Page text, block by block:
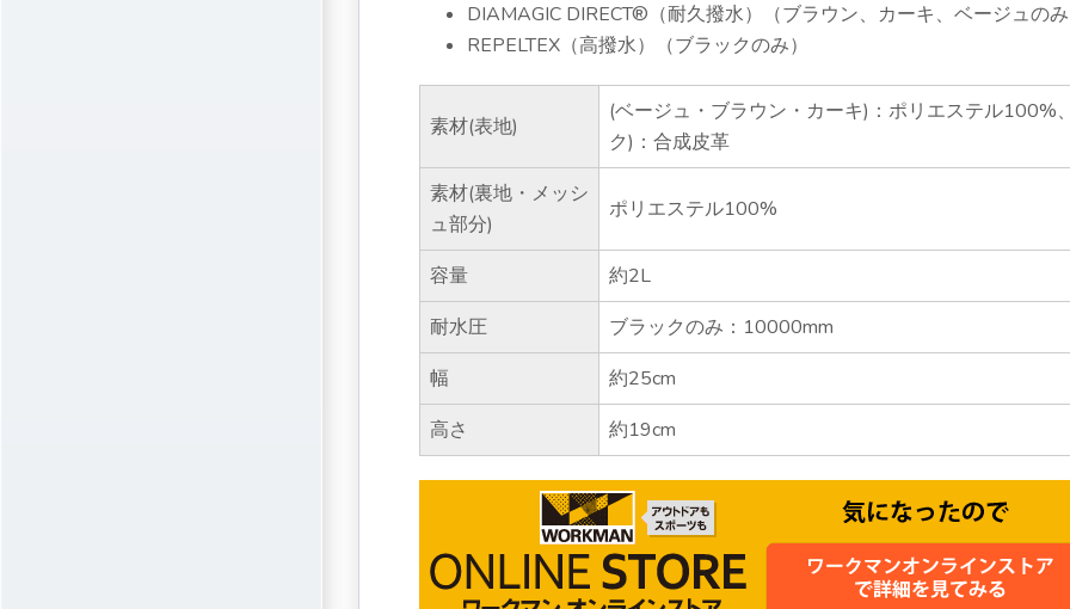
DIAMAGIC DIRECT®（耐久撥水）（ブラウン、カーキ、ベージュの
REPELTEX（高撥水）（ブラックのみ）
素材(表地)
(ベージュ・ブラウン・カーキ)：ポリエステル100%
ク)：合成皮革
素材(裏地・メッシ
ュ部分)
ポリエステル100%
容量
約2L
耐水圧
ブラックのみ：10000mm
幅
約25cm
高さ
約19cm